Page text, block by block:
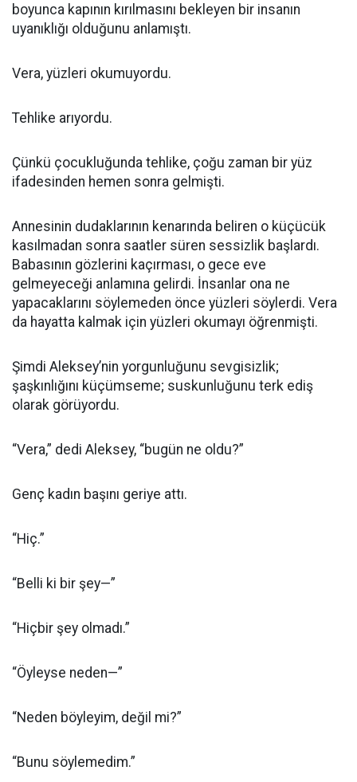
boyunca kapının kırılmasını bekleyen bir insanın
uyanıklığı olduğunu anlamıştı.
Vera, yüzleri okumuyordu.
Tehlike arıyordu.
Çünkü çocukluğunda tehlike, çoğu zaman bir yüz
ifadesinden hemen sonra gelmişti.
Annesinin dudaklarının kenarında beliren o küçücük
kasılmadan sonra saatler süren sessizlik başlardı.
Babasının gözlerini kaçırması, o gece eve
gelmeyeceği anlamına gelirdi. İnsanlar ona ne
yapacaklarını söylemeden önce yüzleri söylerdi. Vera
da hayatta kalmak için yüzleri okumayı öğrenmişti.
Şimdi Aleksey’nin yorgunluğunu sevgisizlik;
şaşkınlığını küçümseme; suskunluğunu terk ediş
olarak görüyordu.
“Vera,” dedi Aleksey, “bugün ne oldu?”
Genç kadın başını geriye attı.
“Hiç.”
“Belli ki bir şey—”
“Hiçbir şey olmadı.”
“Öyleyse neden—”
“Neden böyleyim, değil mi?”
“Bunu söylemedim.”